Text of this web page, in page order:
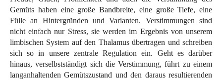
Gemüts haben eine große Bandbreite, eine große Tiefe, eine
Fülle an Hintergründen und Varianten. Verstimmungen sind
nicht einfach nur Stress, sie werden im Ergebnis von unserem
limbischen System auf den Thalamus übertragen und schreiben
sich so in unsere zentrale Regulation ein. Geht es darüber
hinaus, verselbstständigt sich die Verstimmung, führt zu einem
langanhaltenden Gemütszustand und den daraus resultierenden